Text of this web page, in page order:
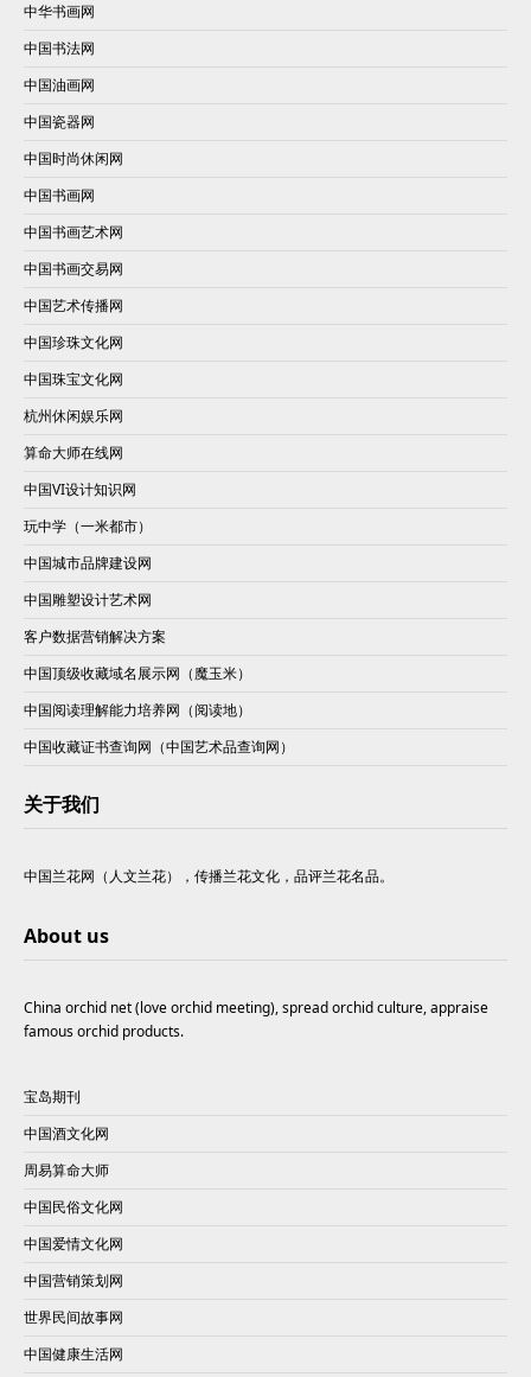
中华书画网
中国书法网
中国油画网
中国瓷器网
中国时尚休闲网
中国书画网
中国书画艺术网
中国书画交易网
中国艺术传播网
中国珍珠文化网
中国珠宝文化网
杭州休闲娱乐网
算命大师在线网
中国VI设计知识网
玩中学（一米都市）
中国城市品牌建设网
中国雕塑设计艺术网
客户数据营销解决方案
中国顶级收藏域名展示网（魔玉米）
中国阅读理解能力培养网（阅读地）
中国收藏证书查询网（中国艺术品查询网）
关于我们
中国兰花网（人文兰花），传播兰花文化，品评兰花名品。
About us
China orchid net (love orchid meeting), spread orchid culture, appraise
famous orchid products.
宝岛期刊
中国酒文化网
周易算命大师
中国民俗文化网
中国爱情文化网
中国营销策划网
世界民间故事网
中国健康生活网